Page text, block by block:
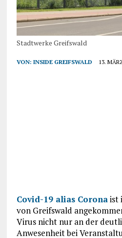
Stadtwerke Greifswald
VON: INSIDE GREIFSWALD 13.
Covid-19 alias Coronaist
von Greifswald
Virus nicht nur an der
Anwesenheit bei